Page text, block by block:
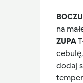
na
ZUPA
dodaj